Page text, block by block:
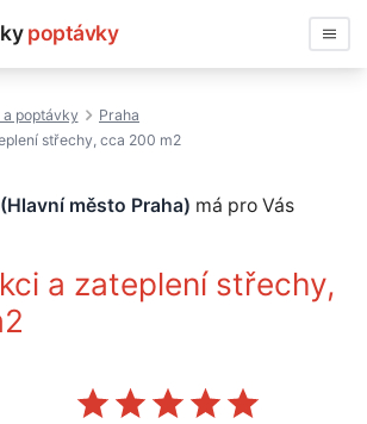
poptávky
poptávky
Praha
střechy, cca 200 m2
město Praha) má pro Vás
a zateplení střechy,